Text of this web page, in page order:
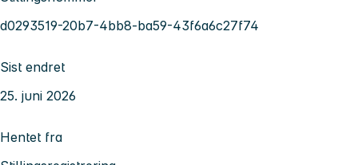
d0293519-20b7-4bb8-ba59-43f6a6c27f74
Sist endret
25. juni 2026
Hentet fra